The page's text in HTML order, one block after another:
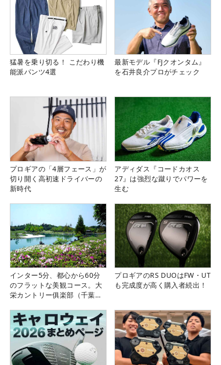
猛暑を乗り切る！ こだわり機
能派パンツ4選
最新モデル『FJクオンタム』
を石井良介プロがチェック
プロギアの「4層フェース」が
切り開く高初速ドライバーの
新時代
アディダス『コードカオス
27』は強烈な蹴りでパワーを
生む
インター5分、都心から60分
のフラットな美観コース。大
栄カントリー俱楽部（千葉
プロギアのRS DUOはFW・UT
も完成度が高く購入者続出！